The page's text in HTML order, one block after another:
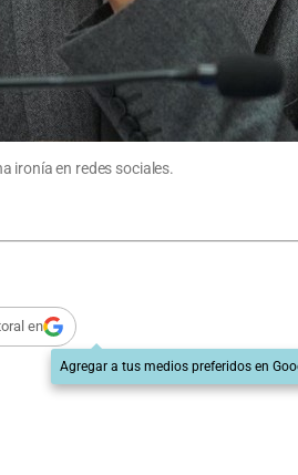
ironía en redes sociales.
en
Agregar a tus medios preferidos en